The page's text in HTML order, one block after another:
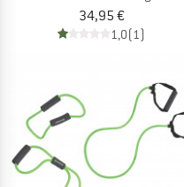
34,95 €
1,0(1)